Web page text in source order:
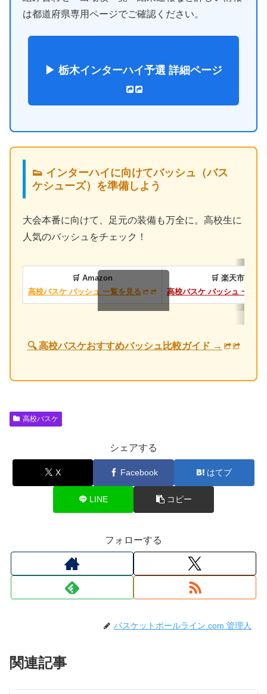
は都道府県専用ページでご確認ください。
▶ 栃木インターハイ予選 詳細ページ
👟 インターハイに向けてバッシュ（バス
ケシューズ）を準備しよう
大会本番に向けて、足元の装備も万全に。高校生に
人気のバッシュをチェック！
🛒 Amazon
高校バスケ バッシュ 一覧を見る
🛒 楽天市場
高校バスケ バッシュ 一覧を
🔍 高校バスケおすすめバッシュ比較ガイド →
高校バスケ
シェアする
X Facebook はてブ
LINE コピー
フォローする
バスケットボールライン.com 管理人
関連記事